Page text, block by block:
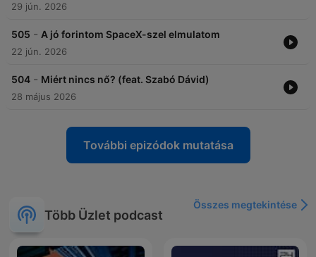
29 jún. 2026
505 - A jó forintom SpaceX-szel elmulatom
22 jún. 2026
504 - Miért nincs nő? (feat. Szabó Dávid)
28 május 2026
További epizódok mutatása
Több Üzlet podcast
Összes megtekintése